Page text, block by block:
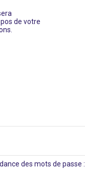
de votre
des mots de passe :